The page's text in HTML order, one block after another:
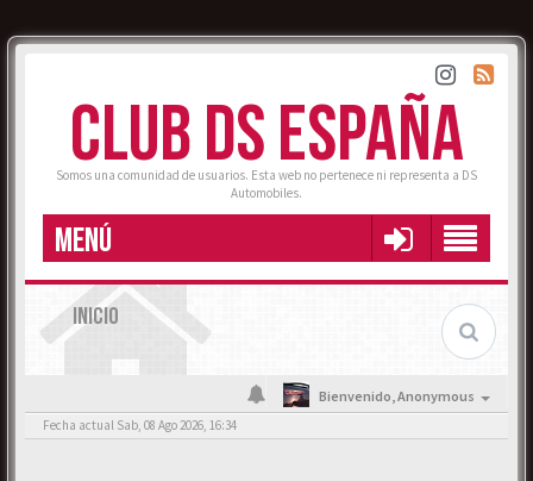
CLUB DS ESPAÑA
Somos una comunidad de usuarios. Esta web no pertenece ni representa a DS
Automobiles.
MENÚ
INICIO
Bienvenido,Anonymous
Fecha actual Sab, 08 Ago 2026, 16:34